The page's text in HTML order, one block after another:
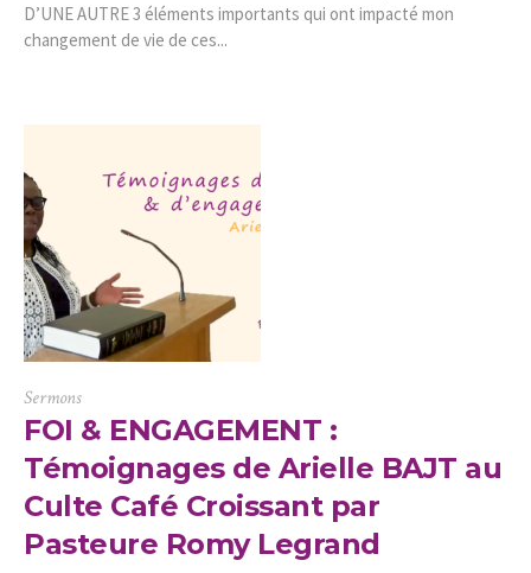
D’UNE AUTRE 3 éléments importants qui ont impacté mon
changement de vie de ces...
Sermons
FOI & ENGAGEMENT :
Témoignages de Arielle BAJT au
Culte Café Croissant par
Pasteure Romy Legrand